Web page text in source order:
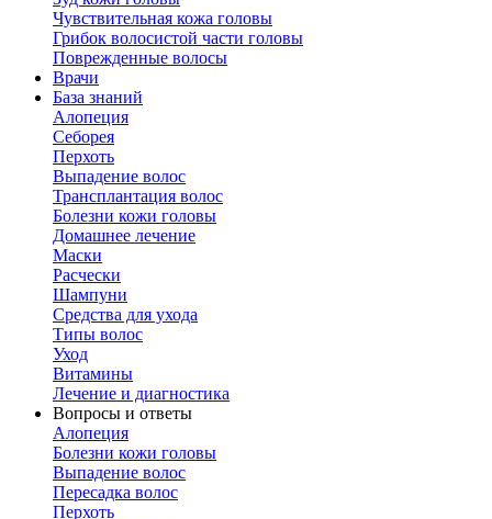
Чувствительная кожа головы
Грибок волосистой части головы
Поврежденные волосы
Врачи
База знаний
Алопеция
Себорея
Перхоть
Выпадение волос
Трансплантация волос
Болезни кожи головы
Домашнее лечение
Маски
Расчески
Шампуни
Средства для ухода
Типы волос
Уход
Витамины
Лечение и диагностика
Вопросы и ответы
Алопеция
Болезни кожи головы
Выпадение волос
Пересадка волос
Перхоть